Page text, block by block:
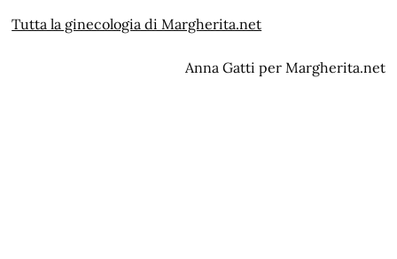
Tutta la ginecologia di Margherita.net
Anna Gatti per Margherita.net